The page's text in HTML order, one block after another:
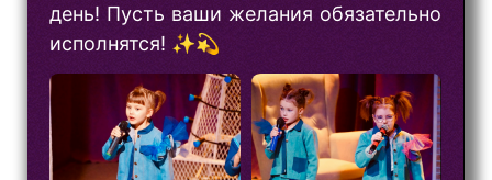
день! Пусть ваши желания обязательно
исполнятся! ✨💫